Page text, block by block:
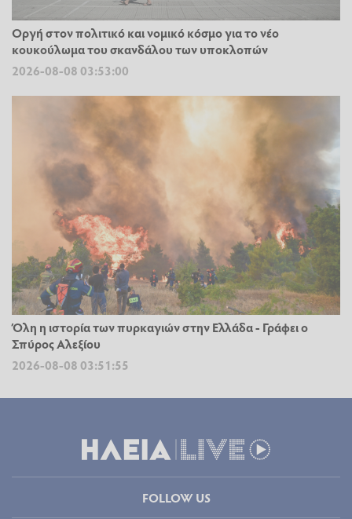
Οργή στον πολιτικό και νομικό κόσμο για το νέο
κουκούλωμα του σκανδάλου των υποκλοπών
2026-08-08 03:53:00
Όλη η ιστορία των πυρκαγιών στην Ελλάδα - Γράφει ο
Σπύρος Αλεξίου
2026-08-08 03:51:55
FOLLOW US